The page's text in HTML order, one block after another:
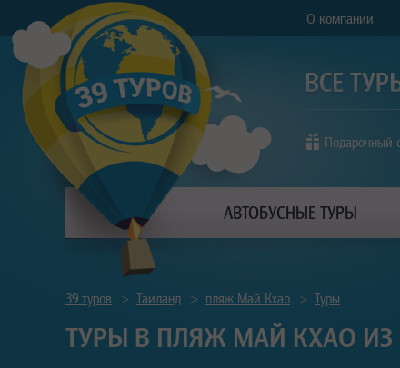
О компании
Подарочный
АВТОБУСНЫЕ ТУРЫ
39 туров > Таиланд > пляж Май Кхао > Туры
ТУРЫ В ПЛЯЖ МАЙ КХАО ИЗ